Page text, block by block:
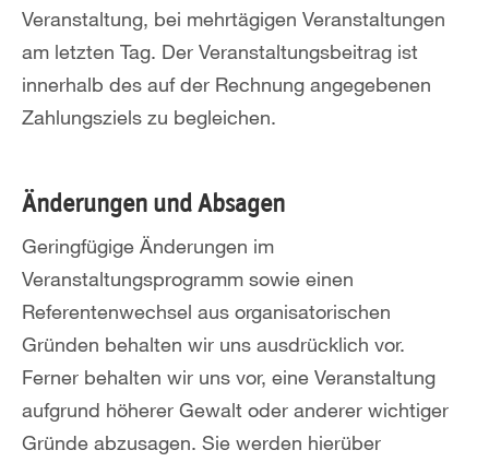
Veranstaltung, bei mehrtägigen Veranstaltungen
am letzten Tag. Der Veranstaltungsbeitrag ist
innerhalb des auf der Rechnung angegebenen
Zahlungsziels zu begleichen.
Änderungen und Absagen
Geringfügige Änderungen im
Veranstaltungsprogramm sowie einen
Referentenwechsel aus organisatorischen
Gründen behalten wir uns ausdrücklich vor.
Ferner behalten wir uns vor, eine Veranstaltung
aufgrund höherer Gewalt oder anderer wichtiger
Gründe abzusagen. Sie werden hierüber